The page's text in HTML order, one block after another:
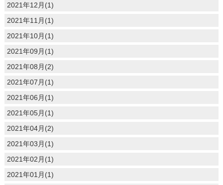
2021年12月(1)
2021年11月(1)
2021年10月(1)
2021年09月(1)
2021年08月(2)
2021年07月(1)
2021年06月(1)
2021年05月(1)
2021年04月(2)
2021年03月(1)
2021年02月(1)
2021年01月(1)